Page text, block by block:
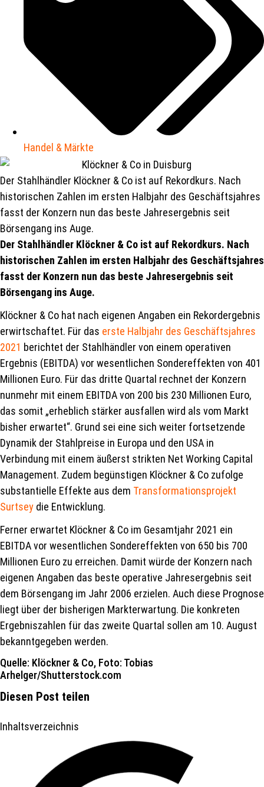
Handel & Märkte
Der Stahlhändler Klöckner & Co ist auf Rekordkurs. Nach
historischen Zahlen im ersten Halbjahr des Geschäftsjahres
fasst der Konzern nun das beste Jahresergebnis seit
Börsengang ins Auge.
Der Stahlhändler Klöckner & Co ist auf Rekordkurs. Nach
historischen Zahlen im ersten Halbjahr des Geschäftsjahres
fasst der Konzern nun das beste Jahresergebnis seit
Börsengang ins Auge.
Klöckner & Co hat nach eigenen Angaben ein Rekordergebnis
erwirtschaftet. Für das erste Halbjahr des Geschäftsjahres
2021 berichtet der Stahlhändler von einem operativen
Ergebnis (EBITDA) vor wesentlichen Sondereffekten von 401
Millionen Euro. Für das dritte Quartal rechnet der Konzern
nunmehr mit einem EBITDA von 200 bis 230 Millionen Euro,
das somit „erheblich stärker ausfallen wird als vom Markt
bisher erwartet“. Grund sei eine sich weiter fortsetzende
Dynamik der Stahlpreise in Europa und den USA in
Verbindung mit einem äußerst strikten Net Working Capital
Management. Zudem begünstigen Klöckner & Co zufolge
substantielle Effekte aus dem Transformationsprojekt
Surtsey die Entwicklung.
Ferner erwartet Klöckner & Co im Gesamtjahr 2021 ein
EBITDA vor wesentlichen Sondereffekten von 650 bis 700
Millionen Euro zu erreichen. Damit würde der Konzern nach
eigenen Angaben das beste operative Jahresergebnis seit
dem Börsengang im Jahr 2006 erzielen. Auch diese Prognose
liegt über der bisherigen Markterwartung. Die konkreten
Ergebniszahlen für das zweite Quartal sollen am 10. August
bekanntgegeben werden.
Quelle: Klöckner & Co, Foto: Tobias
Arhelger/Shutterstock.com
Diesen Post teilen
Inhaltsverzeichnis